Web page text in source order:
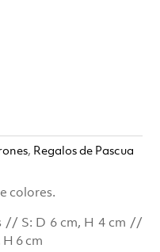
, Regalos de Pascua
colores.
// S: D 6 cm, H 4 cm //
6 cm